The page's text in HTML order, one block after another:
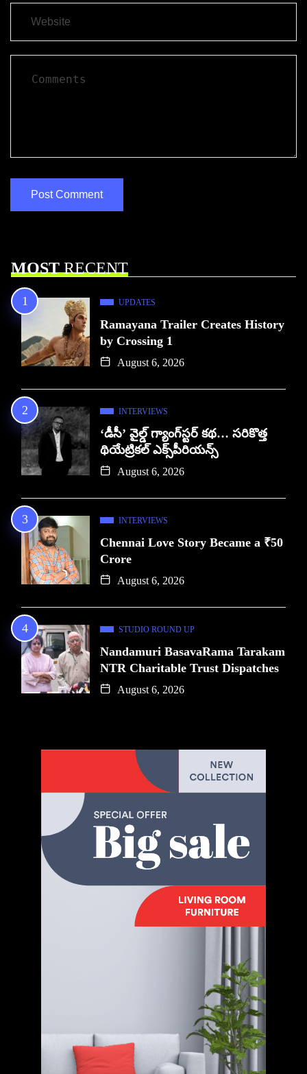
MOSTRECENT
UPDATES
Ramayana Trailer Creates History
by Crossing 1
August 6, 2026
INTERVIEWS
‘డీసీ’ వైల్డ్ గ్యాంగ్‌స్టర్ కథ… సరికొత్త
థియేట్రికల్ ఎక్స్‌పీరియన్స్
August 6, 2026
INTERVIEWS
Chennai Love Story Became a ₹50
Crore
August 6, 2026
STUDIO ROUND UP
Nandamuri BasavaRama Tarakam
NTR Charitable Trust Dispatches
August 6, 2026